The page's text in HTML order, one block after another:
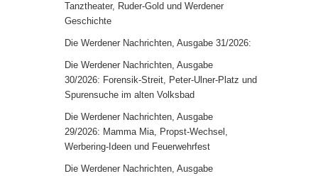
Tanztheater, Ruder-Gold und Werdener
Geschichte
Die Werdener Nachrichten, Ausgabe 31/2026:
Die Werdener Nachrichten, Ausgabe
30/2026: Forensik-Streit, Peter-Ulner-Platz und
Spurensuche im alten Volksbad
Die Werdener Nachrichten, Ausgabe
29/2026: Mamma Mia, Propst-Wechsel,
Werbering-Ideen und Feuerwehrfest
Die Werdener Nachrichten, Ausgabe